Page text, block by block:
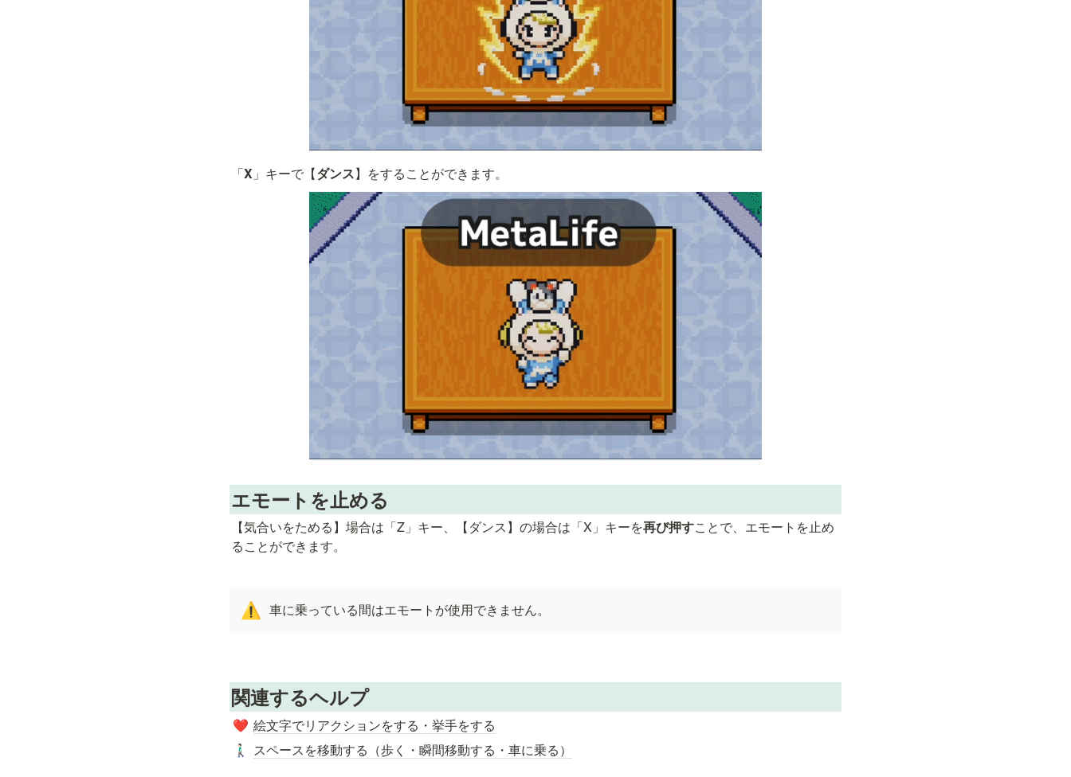
「X 」キーで【ダンス】をすることができます。
エモートを止める
【気合いをためる】場合は「Z」キー、【ダンス】の場合は「X」キーを再び押すことで、エモートを止め
ることができます。
⚠️ 車に乗っている間はエモートが使用できません。
関連するヘルプ
❤️ 絵文字でリアクションをする・挙手をする
🚶🏻‍♂️ スペースを移動する（歩く・瞬間移動する・車に乗る）